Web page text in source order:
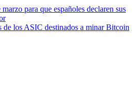
para que españoles declaren sus
de los ASIC destinados a minar Bitcoin